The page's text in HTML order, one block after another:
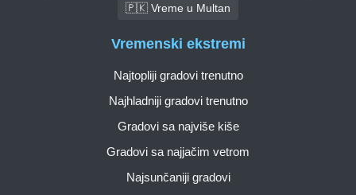
🇵🇰 Vreme u Multan
Vremenski ekstremi
Najtopliji gradovi trenutno
Najhladniji gradovi trenutno
Gradovi sa najviše kiše
Gradovi sa najjačim vetrom
Najsunčaniji gradovi